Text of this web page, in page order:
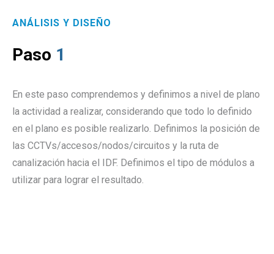
ANÁLISIS Y DISEÑO
Paso 1
En este paso comprendemos y definimos a nivel de plano
la actividad a realizar, considerando que todo lo definido
en el plano es posible realizarlo. Definimos la posición de
las CCTVs/accesos/nodos/circuitos y la ruta de
canalización hacia el IDF. Definimos el tipo de módulos a
utilizar para lograr el resultado.